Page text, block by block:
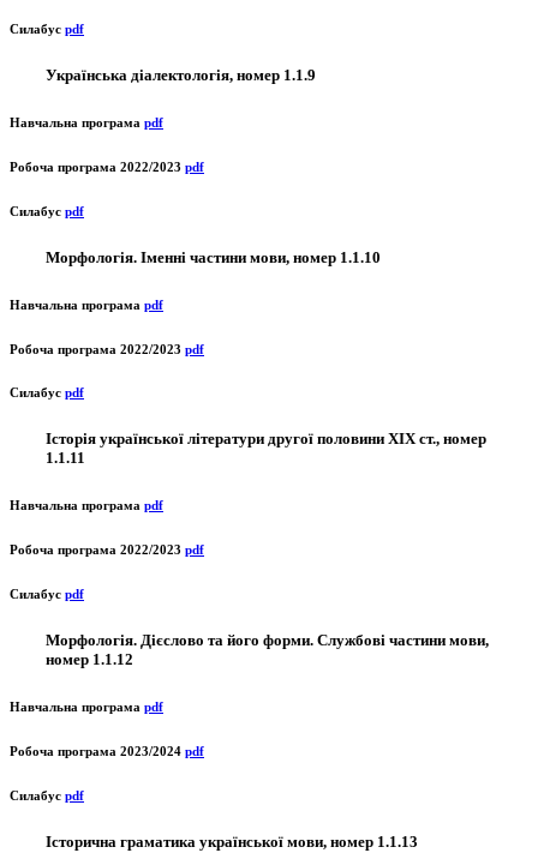
Силабус pdf
Українська діалектологія, номер 1.1.9
Навчальна програма pdf
Робоча програма 2022/2023 pdf
Силабус pdf
Морфологія. Іменні частини мови, номер 1.1.10
Навчальна програма pdf
Робоча програма 2022/2023 pdf
Силабус pdf
Історія української літератури другої половини ХІХ ст., номер
1.1.11
Навчальна програма pdf
Робоча програма 2022/2023 pdf
Силабус pdf
Морфологія. Дієслово та його форми. Службові частини мови,
номер 1.1.12
Навчальна програма pdf
Робоча програма 2023/2024 pdf
Силабус pdf
Історична граматика української мови, номер 1.1.13